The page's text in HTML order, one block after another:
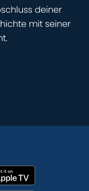
deiner
mit seiner